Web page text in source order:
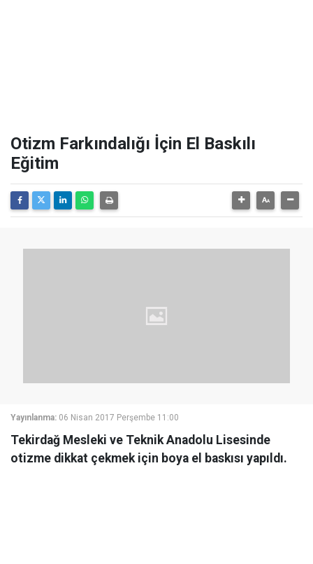
Otizm Farkındalığı İçin El Baskılı
Eğitim
Yayınlanma: 06 Nisan 2017 Perşembe 11:00
Tekirdağ Mesleki ve Teknik Anadolu Lisesinde
otizme dikkat çekmek için boya el baskısı yapıldı.